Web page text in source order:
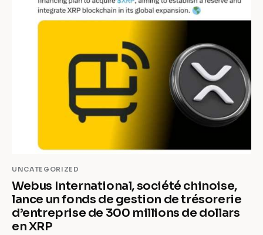
UNCATEGORIZED
Webus International, société chinoise,
lance un fonds de gestion de trésorerie
d’entreprise de 300 millions de dollars
en XRP